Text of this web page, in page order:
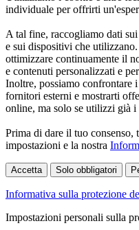
individuale per offrirti
A tal fine, raccogliamo dati
e sui dispositivi che
ottimizzare continuamente il
e contenuti personalizzati e
Inoltre, possiamo confrontare
fornitori esterni e mostrarti
online, ma solo se utilizzi già
Prima di dare il tuo
impostazioni e la nostra
Accetta Solo obbligatori
Informativa sulla protezione
Impostazioni personali sulla